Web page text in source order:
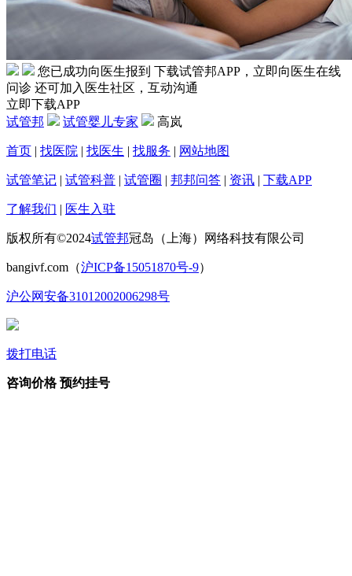
您已成功向医生报到 下载试管邦APP，立即向医生在线
问诊 还可加入医生社区，互动沟通
立即下载APP
试管邦
试管婴儿专家 高岚
首页 | 找医院 | 找医生 | 找服务 | 网站地图
试管笔记 | 试管科普 | 试管圈 | 邦邦问答 | 资讯 | 下载APP
了解我们 | 医生入驻
版权所有©2024试管邦冠岛（上海）网络科技有限公司
bangivf.com（沪ICP备15051870号-9）
沪公网安备31012002006298号
拨打电话
咨询价格 预约挂号